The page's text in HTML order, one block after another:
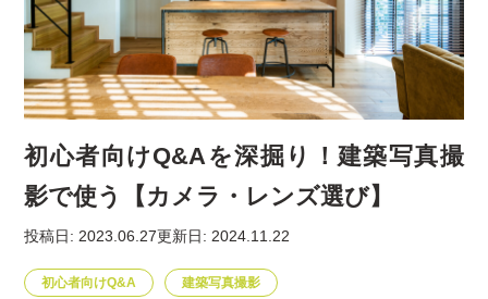
初心者向けQ&Aを深掘り！建築写真撮
影で使う【カメラ・レンズ選び】
投稿日: 2023.06.27更新日: 2024.11.22
初心者向けQ&A 建築写真撮影